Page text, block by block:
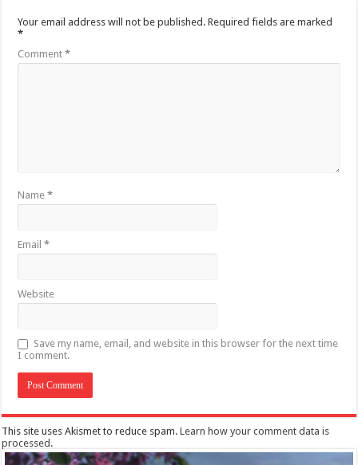
Your email address will not be published. Required fields are marked
*
Comment*
Name*
Email*
Website
Save my name, email, and website in this browser for the next time
I comment.
This site uses Akismet to reduce spam.Learn how your comment data is
processed .